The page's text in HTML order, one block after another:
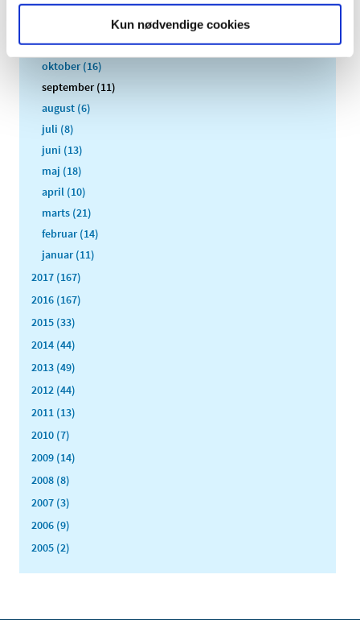
Kun nødvendige cookies
2018 (150)
november (10)
oktober (16)
september (11)
august (6)
juli (8)
juni (13)
maj (18)
april (10)
marts (21)
februar (14)
januar (11)
2017 (167)
2016 (167)
2015 (33)
2014 (44)
2013 (49)
2012 (44)
2011 (13)
2010 (7)
2009 (14)
2008 (8)
2007 (3)
2006 (9)
2005 (2)